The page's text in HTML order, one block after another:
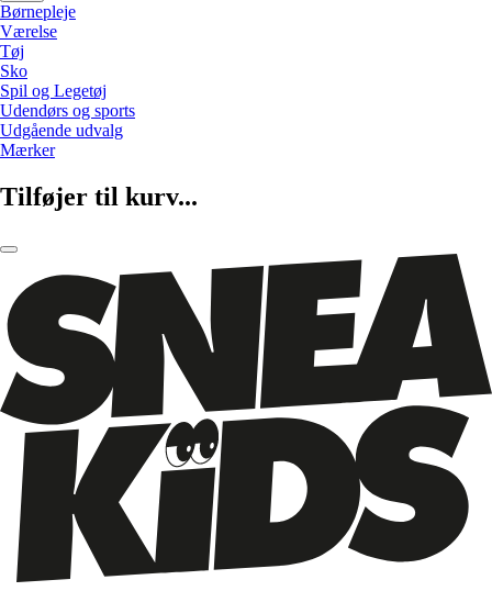
Børnepleje
Værelse
Tøj
Sko
Spil og Legetøj
Udendørs og sports
Udgående udvalg
Mærker
Tilføjer til kurv...